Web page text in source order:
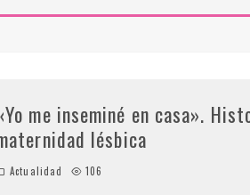
me inseminé en casa».
lésbica
Actualidad 106